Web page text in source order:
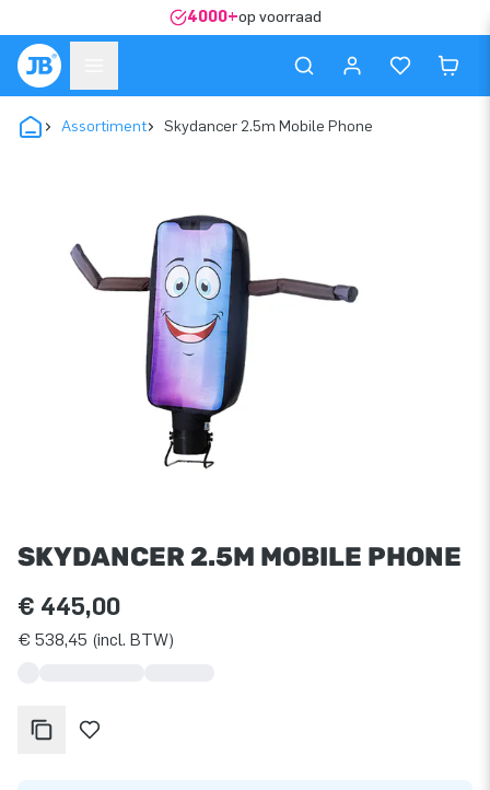
4000+op voorraad
Assortiment Skydancer 2.5m Mobile Phone
SKYDANCER 2.5M MOBILE PHONE
€ 445,00
€ 538,45 (incl. BTW)